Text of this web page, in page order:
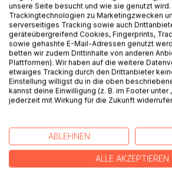
Die Wahrheit darf nicht vergessen
Tim erfährt, dass auch Anna eine
hat. Er unterstützt seine Freundin, als
einem Rätsel nachzugehen, dass ein
Großmutter zu sein scheint: Der
von Antoinette und Clément. Die Suche
die für Annas Onkel äußerst lukrativ
Anna selbst viel bedeutendere Fragen
wenn die Geschichte wahr ist, wo liegt
Grabstätte, von der die Legende
unsere Seite besucht und wie sie genutzt
Trackingtechnologien zu Marketingzwecken
serverseitiges Tracking sowie auch
geräteübergreifend Cookies, Fingerprints,
sowie gehashte E-Mail-Adressen genutzt
betten wir zudem Drittinhalte von anderen
Plattformen). Wir haben auf die weitere
etwaiges Tracking durch den Drittanbieter
Einstellung willigst du in die oben
kannst deine Einwilligung (z. B. im Footer unter
jederzeit mit Wirkung für die Zukunft
ABLEHNEN
ALLE AKZEPTIEREN